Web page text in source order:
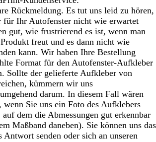
Rückmeldung. Es tut uns leid zu hören,
für Ihr Autofenster nicht wie erwartet
gut, wie frustrierend es ist, wenn man
freut und es dann nicht wie
kann. Wir haben Ihre Bestellung
Format für den Autofenster-Aufkleber
Sollte der gelieferte Aufkleber von
kümmern wir uns
darum. In diesem Fall wären
Sie uns ein Foto des Aufklebers
auf dem die Abmessungen gut erkennbar
Maßband daneben). Sie können uns das
senden oder sich an unseren